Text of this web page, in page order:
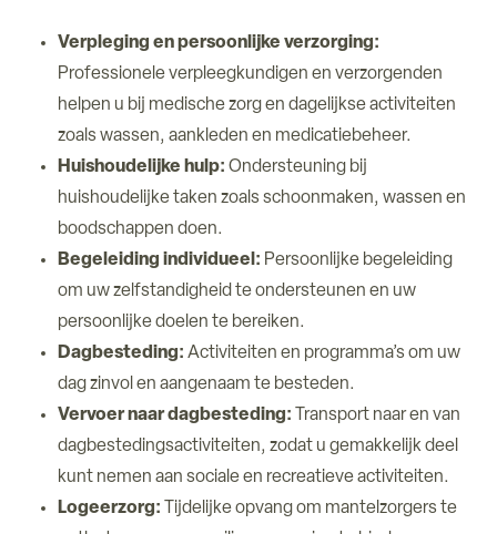
Verpleging en persoonlijke verzorging:
Professionele verpleegkundigen en verzorgenden
helpen u bij medische zorg en dagelijkse activiteiten
zoals wassen, aankleden en medicatiebeheer.
Huishoudelijke hulp: Ondersteuning bij
huishoudelijke taken zoals schoonmaken, wassen en
boodschappen doen.
Begeleiding individueel: Persoonlijke begeleiding
om uw zelfstandigheid te ondersteunen en uw
persoonlijke doelen te bereiken.
Dagbesteding: Activiteiten en programma’s om uw
dag zinvol en aangenaam te besteden.
Vervoer naar dagbesteding: Transport naar en van
dagbestedingsactiviteiten, zodat u gemakkelijk deel
kunt nemen aan sociale en recreatieve activiteiten.
Logeerzorg: Tijdelijke opvang om mantelzorgers te